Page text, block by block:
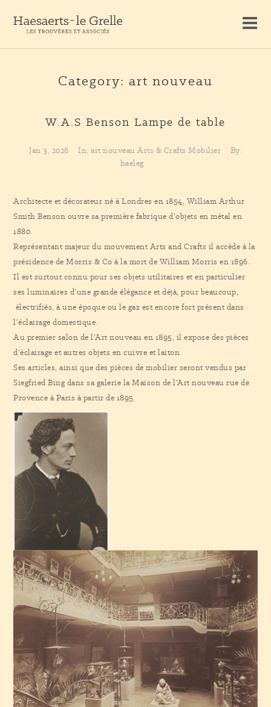
Category: art nouveau
W.A.S Benson Lampe de table
Jan 3, 2026 In: art nouveau Arts & Crafts Mobilier
By:
haeleg
Architecte et décorateur né à Londres en 1854, William Arthur
Smith Benson ouvre sa première fabrique d’objets en métal en
1880.
Représentant majeur du mouvement Arts and Crafts il accède à la
présidence de Morris & Co à la mort de William Morris en 1896.
Il est surtout connu pour ses objets utilitaires et en particulier
ses luminaires d’une grande élégance et déjà, pour beaucoup,
électrifiés, à une époque ou le gaz est encore fort présent dans
l’éclairage domestique.
Au premier salon de l’Art nouveau en 1895, il expose des pièces
d’éclairage et autres objets en cuivre et laiton.
Ses articles, ainsi que des pièces de mobilier seront vendus par
Siegfried Bing dans sa galerie la Maison de l’Art nouveau rue de
Provence à Paris à partir de 1895.